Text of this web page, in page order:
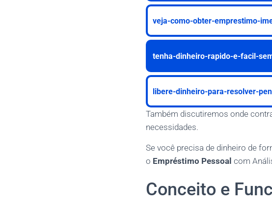
veja-como-obter-emprestimo-
tenha-dinheiro-rapido-e-facil-
libere-dinheiro-para-resolver-
Também discutiremos onde
necessidades.
Se você precisa de dinheiro de
o Empréstimo Pessoal com
Conceito e